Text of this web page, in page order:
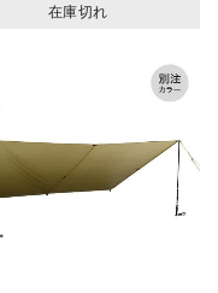
在庫切れ